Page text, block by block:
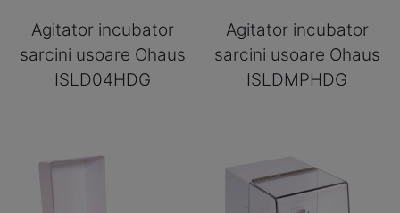
Agitator incubator
sarcini usoare Ohaus
ISLD04HDG
Agitator incubator
sarcini usoare Ohaus
ISLDMPHDG